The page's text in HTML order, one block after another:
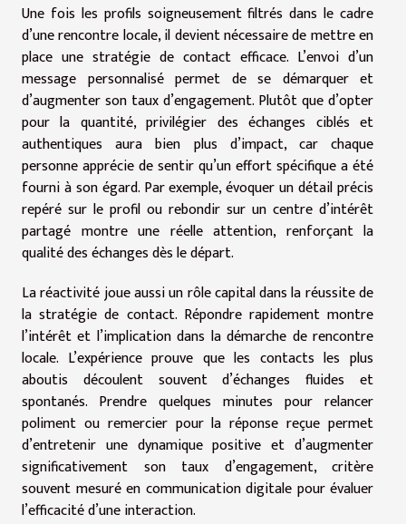
Une fois les profils soigneusement filtrés dans le cadre
d’une rencontre locale, il devient nécessaire de mettre en
place une stratégie de contact efficace. L’envoi d’un
message personnalisé permet de se démarquer et
d’augmenter son taux d’engagement. Plutôt que d’opter
pour la quantité, privilégier des échanges ciblés et
authentiques aura bien plus d’impact, car chaque
personne apprécie de sentir qu’un effort spécifique a été
fourni à son égard. Par exemple, évoquer un détail précis
repéré sur le profil ou rebondir sur un centre d’intérêt
partagé montre une réelle attention, renforçant la
qualité des échanges dès le départ.
La réactivité joue aussi un rôle capital dans la réussite de
la stratégie de contact. Répondre rapidement montre
l’intérêt et l’implication dans la démarche de rencontre
locale. L’expérience prouve que les contacts les plus
aboutis découlent souvent d’échanges fluides et
spontanés. Prendre quelques minutes pour relancer
poliment ou remercier pour la réponse reçue permet
d’entretenir une dynamique positive et d’augmenter
significativement son taux d’engagement, critère
souvent mesuré en communication digitale pour évaluer
l’efficacité d’une interaction.